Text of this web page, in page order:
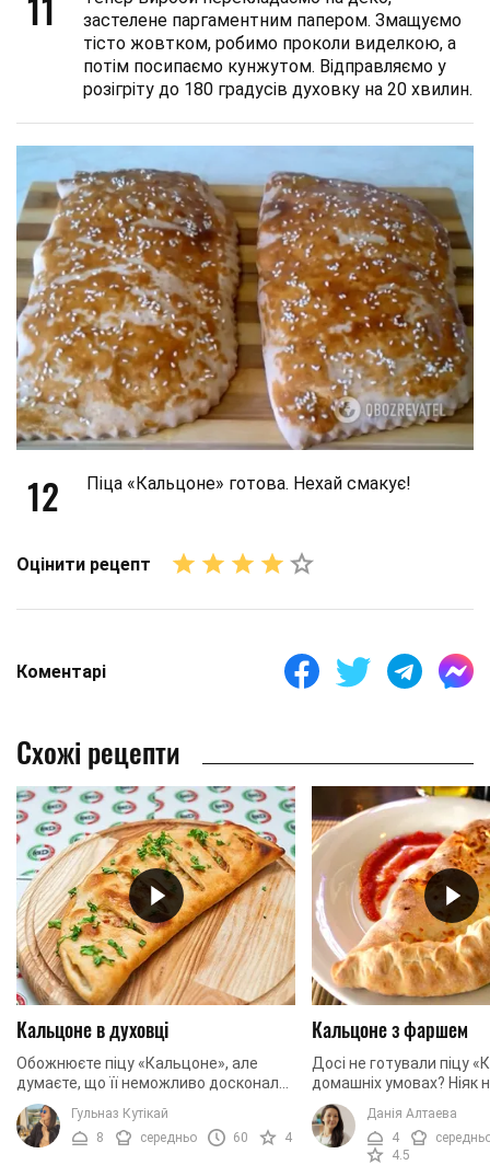
застелене паргаментним папером. Змащуємо
тісто жовтком, робимо проколи виделкою, а
потім посипаємо кунжутом. Відправляємо у
розігріту до 180 градусів духовку на 20 хвилин.
12 Піца «Кальцоне» готова. Нехай смакує!
Оцінити рецепт
Коментарі
Схожі рецепти
Кальцоне в духовці
Обожнюєте піцу «Кальцоне», але
думаєте, що її неможливо досконало
приготувати в домашніх умовах?
Впевнені, що процес приготування
«Кальцоне» складний ...
Гульназ Кутікай
8
середньо 60 4
Кальцоне з фаршем
Досі не готували піцу
домашніх умовах? Ніяк
виділити часу для
цього кулінарного
Кальцоне з ...
Данія Алтаева
4
4.5